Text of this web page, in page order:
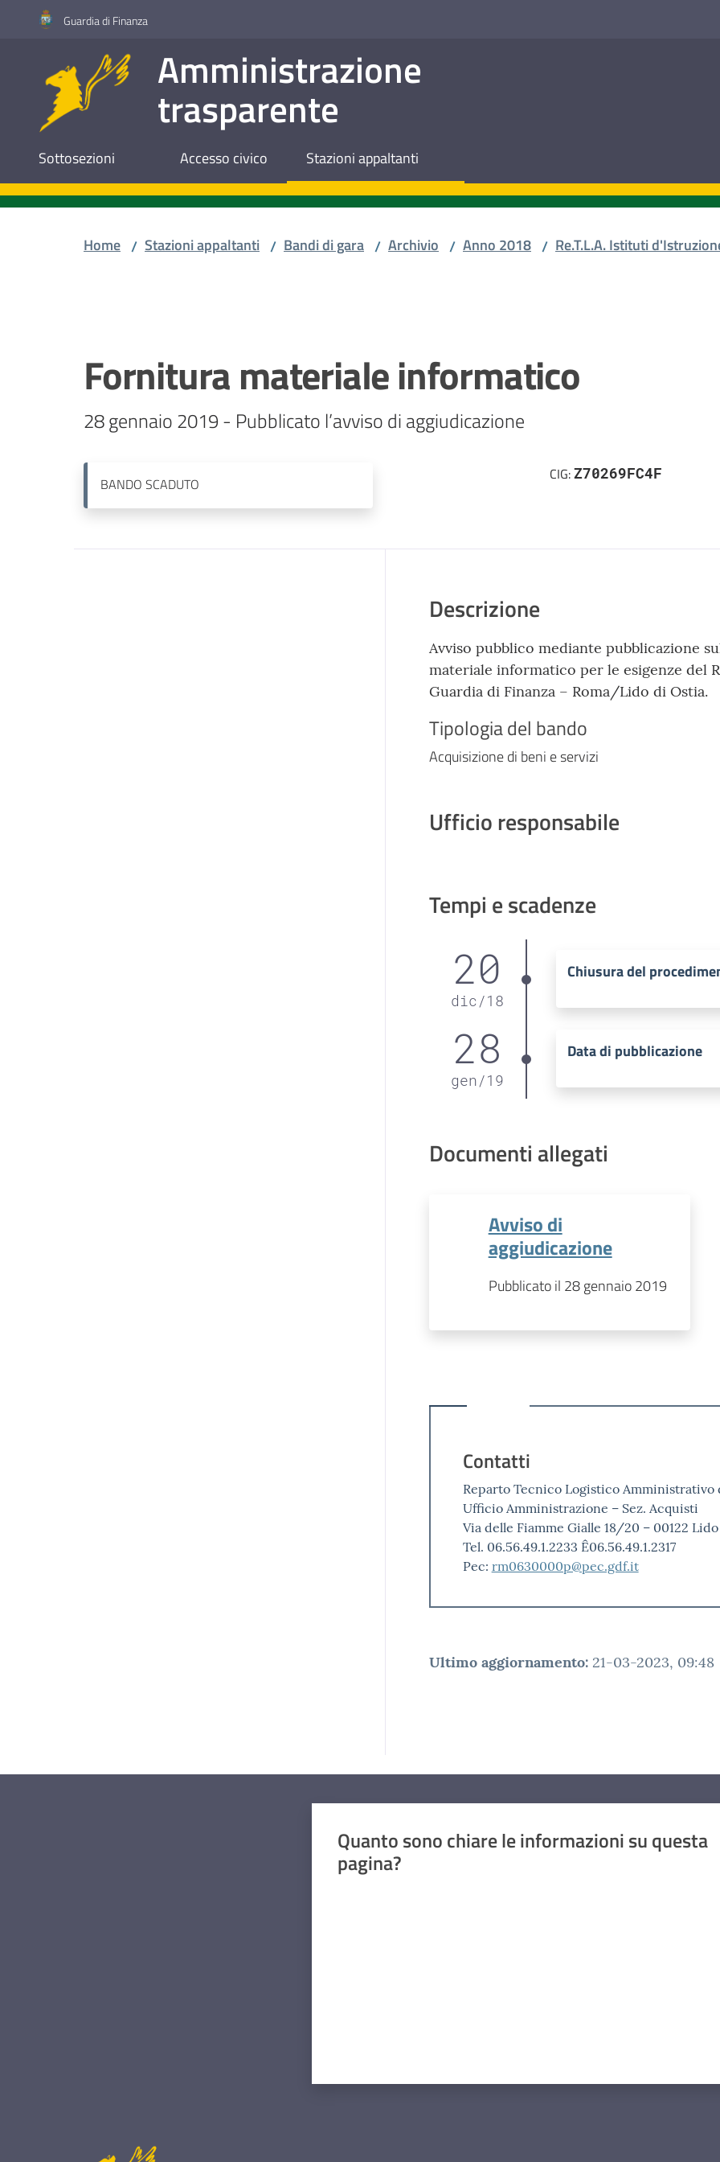
Vai al contenuto
Vai alla navigazione
Vai al footerGuardia di Finanza
Amministrazione
trasparente
Sottosezioni Accesso civico Stazioni appaltanti
Home / Stazioni appaltanti / Bandi di gara / Archivio / Anno 2018 / Re.T.L.A. Istituti
Fornitura materiale informatico
28 gennaio 2019 - Pubblicato l’avviso di aggiudicazione
BANDO SCADUTO
CIG:Z70269FC4F
Descrizione
Avviso pubblico mediante pubblicazione
materiale informatico per le esigenze del
Guardia di Finanza – Roma/Lido di Ostia.
Tipologia del bando
Acquisizione di beni e servizi
Ufficio responsabile
Tempi e scadenze
20
dic/18
Chiusura del
28
gen/19
Data di pubblicazione
Documenti allegati
Avviso di
aggiudicazione
Pubblicato il 28 gennaio 2019
Contatti
Reparto Tecnico Logistico
Ufficio Amministrazione – Sez. Acquisti
Via delle Fiamme Gialle 18/20 – 00122
Tel. 06.56.49.1.2233 Ê06.56.49.1.2317
Pec: rm0630000p@pec.gdf.it
Ultimo aggiornamento: 21-03-2023, 09:48
Quanto sono chiare le informazioni su questa
pagina?